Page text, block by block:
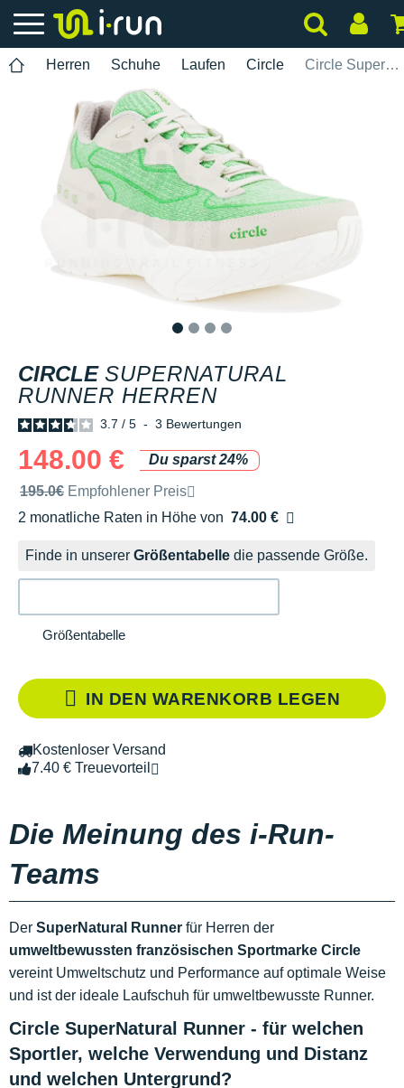
Herren Schuhe Laufen Circle Circle SuperNatural Runner Herren
CIRCLE SUPERNATURAL
RUNNER HERREN
3.7 / 5 - 3 Bewertungen
148.00 €
Du sparst 24%
Unverbindliche Preisempfehlung der Marke
195.0€ Empfohlener Preis
2 monatliche Raten in Höhe von 74.00 €
Ohne Zusatzkosten
Finde in unserer Größentabelle die passende Größe.
Größentabelle
IN DEN WARENKORB LEGEN
Kostenloser Versand
7.40 € Treuevorteil
Die Meinung des i-Run-
Teams
Der SuperNatural Runner für Herren der
umweltbewussten französischen Sportmarke Circle
vereint Umweltschutz und Performance auf optimale Weise
und ist der ideale Laufschuh für umweltbewusste Runner.
Circle SuperNatural Runner - für welchen
Sportler, welche Verwendung und Distanz
und welchen Untergrund?